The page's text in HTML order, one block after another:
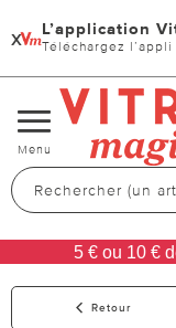
x L’application
Téléchargez l’appli
Changer
de
navigation
Menu
5 € ou 10 €
Retour